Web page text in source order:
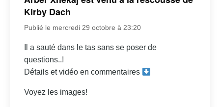
Kirby Dach
Publié le mercredi 29 octobre à 23:20
Il a sauté dans le tas sans se poser de
questions..!
Détails et vidéo en commentaires
Voyez les images!